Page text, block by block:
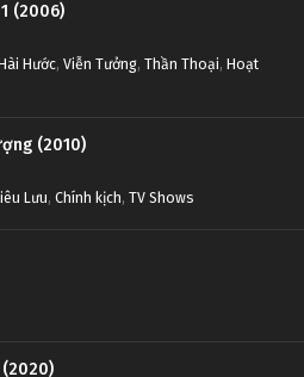
(2006)
Hước, Viễn Tưởng, Thần Thoại, Hoạt
(2010)
Lưu, Chính kịch, TV Shows
(2020)